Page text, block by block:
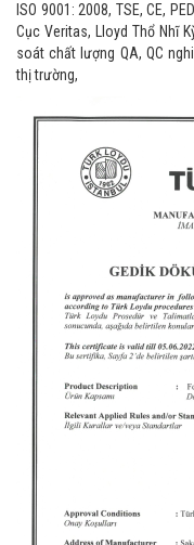
ISO 9001: 2008, TSE, CE,
Cục Veritas, Lloyd Thổ Nhĩ
soát chất lượng QA, QC
thị trường,